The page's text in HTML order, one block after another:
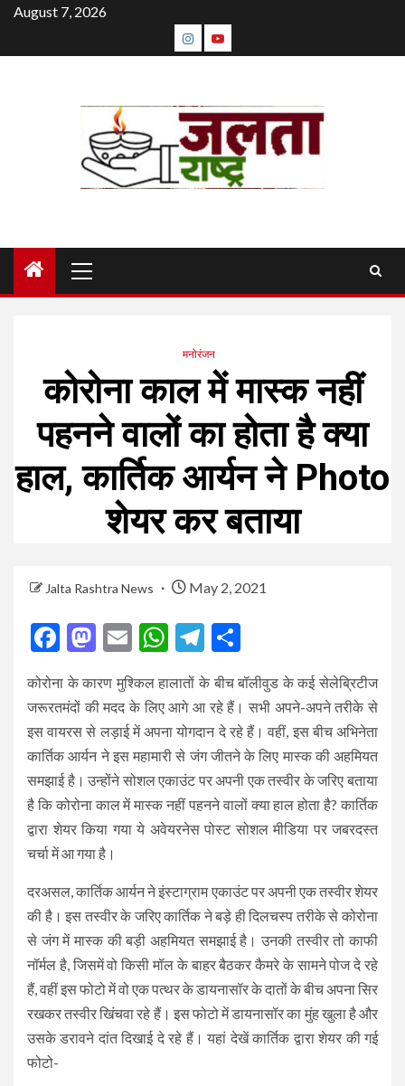
Skip
content
August 7, 2026
instagram
youtube
Menu
मनोरंजन
कोरोना काल में मास्क नहीं
पहनने वालों का होता है क्या
हाल, कार्तिक आर्यन ने Photo
शेयर कर बताया
Jalta Rashtra News May 2, 2021
Facebook
Mastodon
EmailWhatsApp
Telegram
कोरोना के कारण मुश्किल हालातों के बीच बॉलीवुड के कई सेलेब्रिटीज
जरूरतमंदों की मदद के लिए आगे आ रहे हैं। सभी अपने-अपने तरीके से
इस वायरस से लड़ाई में अपना योगदान दे रहे हैं। वहीं, इस बीच अभिनेता
कार्तिक आर्यन ने इस महामारी से जंग जीतने के लिए मास्क की अहमियत
समझाई है। उन्होंने सोशल एकाउंट पर अपनी एक तस्वीर के जरिए बताया
है कि कोरोना काल में मास्क नहीं पहनने वालों क्या हाल होता है? कार्तिक
द्वारा शेयर किया गया ये अवेयरनेस पोस्ट सोशल मीडिया पर जबरदस्त
चर्चा में आ गया है।
दरअसल, कार्तिक आर्यन ने इंस्टाग्राम एकाउंट पर अपनी एक तस्वीर शेयर
की है। इस तस्वीर के जरिए कार्तिक ने बड़े ही दिलचस्प तरीके से कोरोना
से जंग में मास्क की बड़ी अहमियत समझाई है। उनकी तस्वीर तो काफी
नॉर्मल है, जिसमें वो किसी मॉल के बाहर बैठकर कैमरे के सामने पोज दे रहे
हैं, वहीं इस फोटो में वो एक पत्थर के डायनासॉर के दातों के बीच अपना सिर
रखकर तस्वीर खिंचवा रहे हैं। इस फोटो में डायनासॉर का मुंह खुला है और
उसके डरावने दांत दिखाई दे रहे हैं। यहां देखें कार्तिक द्वारा शेयर की गई
फोटो-